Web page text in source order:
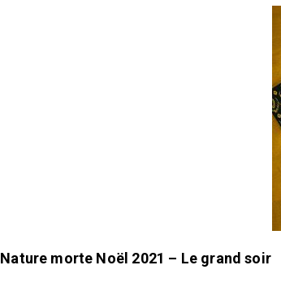
Nature morte Noël 2021 – Le grand soir